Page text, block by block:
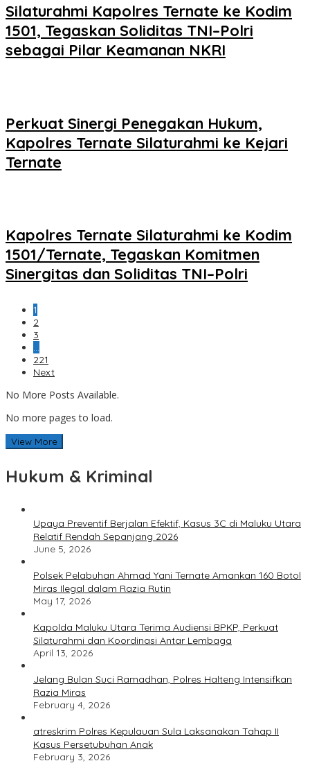
Silaturahmi Kapolres Ternate ke Kodim
1501, Tegaskan Soliditas TNI–Polri
sebagai Pilar Keamanan NKRI
Perkuat Sinergi Penegakan Hukum,
Kapolres Ternate Silaturahmi ke Kejari
Ternate
Kapolres Ternate Silaturahmi ke Kodim
1501/Ternate, Tegaskan Komitmen
Sinergitas dan Soliditas TNI–Polri
1
2
3
…
221
Next
No More Posts Available.
No more pages to load.
View More
Hukum & Kriminal
Upaya Preventif Berjalan Efektif, Kasus 3C di Maluku Utara
Relatif Rendah Sepanjang 2026
June 5, 2026
Polsek Pelabuhan Ahmad Yani Ternate Amankan 160 Botol
Miras Ilegal dalam Razia Rutin
May 17, 2026
Kapolda Maluku Utara Terima Audiensi BPKP, Perkuat
Silaturahmi dan Koordinasi Antar Lembaga
April 13, 2026
Jelang Bulan Suci Ramadhan, Polres Halteng Intensifkan
Razia Miras
February 4, 2026
atreskrim Polres Kepulauan Sula Laksanakan Tahap II
Kasus Persetubuhan Anak
February 3, 2026